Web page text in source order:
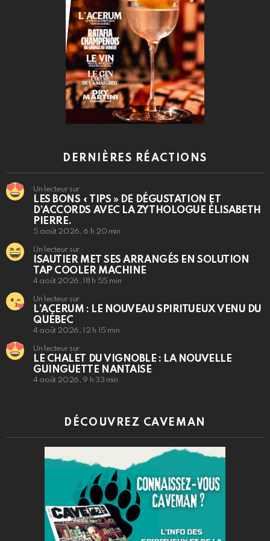
DERNIÈRES RÉACTIONS
Un lecteur sur
LES BONS « TIPS » DE DÉGUSTATION ET
D’ACCORDS AVEC LA ZYTHOLOGUE ÉLISABETH
PIERRE.
5 août 2026, 6 h 20 min
Un lecteur sur
ISAUTIER MET SES ARRANGÉS EN SOLUTION
TAP COOLER MACHINE
4 août 2026, 18 h 55 min
Un lecteur sur
L’ACERUM : LE NOUVEAU SPIRITUEUX VENU DU
QUÉBEC
4 août 2026, 12 h 15 min
Un lecteur sur
LE CHALET DU VIGNOBLE : LA NOUVELLE
GUINGUETTE NANTAISE
4 août 2026, 9 h 33 min
DÉCOUVREZ CAVEMAN